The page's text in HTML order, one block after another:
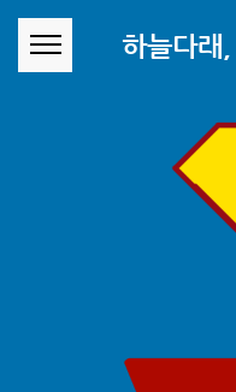
하늘다래